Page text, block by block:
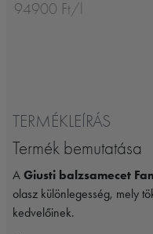
94900 Ft/l
TERMÉKLEÍRÁS
Termék bemutatása
A Giusti balzsamecet
olasz különlegesség, mely
kedvelőinek.